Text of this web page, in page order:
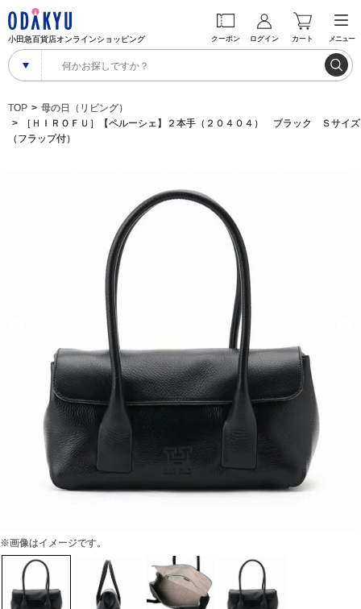
小田急百貨店オンラインショッピング クーポン ログイン カート メニュー
TOP
母の日（リビング）
［ＨＩＲＯＦＵ］【ペルーシェ】２本手（２０４０４） ブラック Ｓサイズ
（フラップ付）
※画像はイメージです。